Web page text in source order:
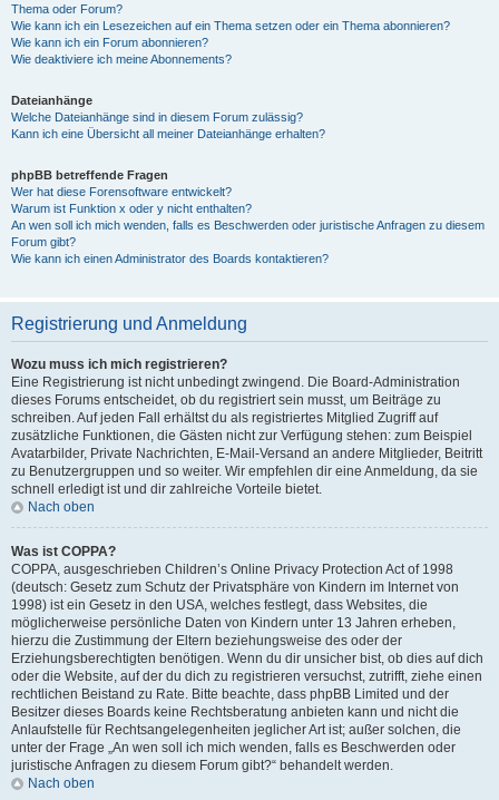
Thema oder Forum?
Wie kann ich ein Lesezeichen auf ein Thema setzen oder ein Thema abonnieren?
Wie kann ich ein Forum abonnieren?
Wie deaktiviere ich meine Abonnements?
Dateianhänge
Welche Dateianhänge sind in diesem Forum zulässig?
Kann ich eine Übersicht all meiner Dateianhänge erhalten?
phpBB betreffende Fragen
Wer hat diese Forensoftware entwickelt?
Warum ist Funktion x oder y nicht enthalten?
An wen soll ich mich wenden, falls es Beschwerden oder juristische Anfragen zu diesem
Forum gibt?
Wie kann ich einen Administrator des Boards kontaktieren?
Registrierung und Anmeldung
Wozu muss ich mich registrieren?
Eine Registrierung ist nicht unbedingt zwingend. Die Board-Administration
dieses Forums entscheidet, ob du registriert sein musst, um Beiträge zu
schreiben. Auf jeden Fall erhältst du als registriertes Mitglied Zugriff auf
zusätzliche Funktionen, die Gästen nicht zur Verfügung stehen: zum Beispiel
Avatarbilder, Private Nachrichten, E-Mail-Versand an andere Mitglieder, Beitritt
zu Benutzergruppen und so weiter. Wir empfehlen dir eine Anmeldung, da sie
schnell erledigt ist und dir zahlreiche Vorteile bietet.
Nach oben
Was ist COPPA?
COPPA, ausgeschrieben Children’s Online Privacy Protection Act of 1998
(deutsch: Gesetz zum Schutz der Privatsphäre von Kindern im Internet von
1998) ist ein Gesetz in den USA, welches festlegt, dass Websites, die
möglicherweise persönliche Daten von Kindern unter 13 Jahren erheben,
hierzu die Zustimmung der Eltern beziehungsweise des oder der
Erziehungsberechtigten benötigen. Wenn du dir unsicher bist, ob dies auf dich
oder die Website, auf der du dich zu registrieren versuchst, zutrifft, ziehe einen
rechtlichen Beistand zu Rate. Bitte beachte, dass phpBB Limited und der
Besitzer dieses Boards keine Rechtsberatung anbieten kann und nicht die
Anlaufstelle für Rechtsangelegenheiten jeglicher Art ist; außer solchen, die
unter der Frage „An wen soll ich mich wenden, falls es Beschwerden oder
juristische Anfragen zu diesem Forum gibt?“ behandelt werden.
Nach oben